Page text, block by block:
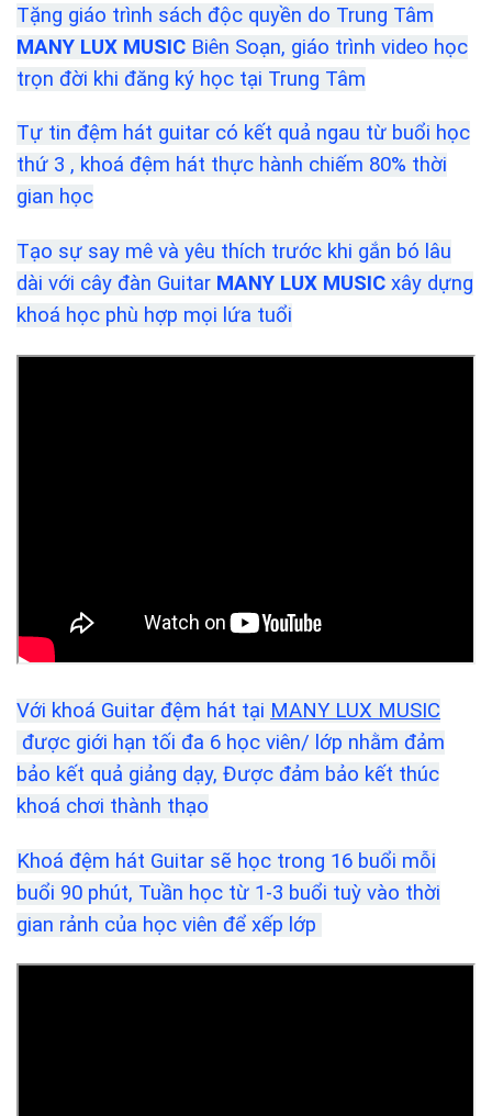
Tặng giáo trình sách độc quyền do Trung Tâm
MANY LUX MUSIC Biên Soạn, giáo trình video học
trọn đời khi đăng ký học tại Trung Tâm
Tự tin đệm hát guitar có kết quả ngau từ buổi học
thứ 3 , khoá đệm hát thực hành chiếm 80% thời
gian học
Tạo sự say mê và yêu thích trước khi gắn bó lâu
dài với cây đàn Guitar MANY LUX MUSIC xây dựng
khoá học phù hợp mọi lứa tuổi
Với khoá Guitar đệm hát tại MANY LUX MUSIC
được giới hạn tối đa 6 học viên/ lớp nhằm đảm
bảo kết quả giảng dạy, Được đảm bảo kết thúc
khoá chơi thành thạo
Khoá đệm hát Guitar sẽ học trong 16 buổi mỗi
buổi 90 phút, Tuần học từ 1-3 buổi tuỳ vào thời
gian rảnh của học viên để xếp lớp